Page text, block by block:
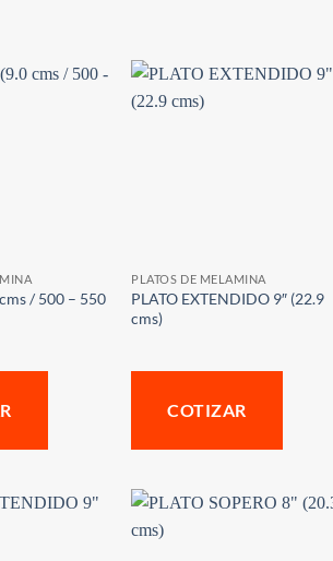
/ 500 – 550
PLATOS DE MELAMINA
PLATO EXTENDIDO 9″ (22.9
cms)
COTIZAR